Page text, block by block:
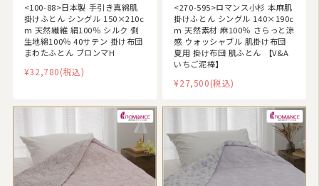
<100-88>日本製 手引き真綿肌
掛けふとん シングル 150×210c
m 天然繊維 絹100％ シルク 側
生地綿100％ 40サテン 掛け布団
まわたふとん ブロンマH
¥32,780(税込)
<270-595>ロマンス小杉 本麻肌
掛けふとん シングル 140×190c
m 天然素材 麻100％ さらっと涼
感 ウォッシャブル 肌掛け布団
夏用 掛け布団 肌ふとん 【V&A
いちご泥棒】
¥27,500(税込)